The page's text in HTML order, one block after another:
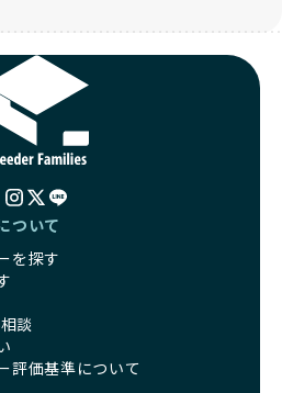
が必要なワンちゃんの救済や保
取り組みは、目の前の子犬だけ
に優しい未来を創るための大き
さんがBreederFamiliesを通じて
うした社会貢献活動を間接的に
ているブリーダーは、子犬が心
境づくりに全力を注いでいま
えた繁殖計画、栄養バランスが
のびと動ける適度な運動環境、
管理まで徹底しています。
を通じてお迎えする子犬は、元
ことが大きな魅力です。
つけをスムーズにする重要なポ
ような流行や需要に応じて無理
な母犬を繁殖に多用して体に負
く見せるために食事を減らすな
されることもあります。このよ
免疫力や体力が低下し、飼い主
ケアの負担が増える恐れがあり
。特に小さいワンちゃんやレア
は、健康リスクを十分に理解
に必要な栄養を確保するなど、
た繁殖を心がけています。
詳細はこちら
ワンちゃんたちのことを指しま
ついて
を探す
談
評価基準について